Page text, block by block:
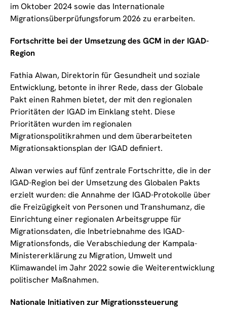
im Oktober 2024 sowie das Internationale
Migrationsüberprüfungsforum 2026 zu erarbeiten.
Fortschritte bei der Umsetzung des GCM in der IGAD-
Region
Fathia Alwan, Direktorin für Gesundheit und soziale
Entwicklung, betonte in ihrer Rede, dass der Globale
Pakt einen Rahmen bietet, der mit den regionalen
Prioritäten der IGAD im Einklang steht. Diese
Prioritäten wurden im regionalen
Migrationspolitikrahmen und dem überarbeiteten
Migrationsaktionsplan der IGAD definiert.
Alwan verwies auf fünf zentrale Fortschritte, die in der
IGAD-Region bei der Umsetzung des Globalen Pakts
erzielt wurden: die Annahme der IGAD-Protokolle über
die Freizügigkeit von Personen und Transhumanz, die
Einrichtung einer regionalen Arbeitsgruppe für
Migrationsdaten, die Inbetriebnahme des IGAD-
Migrationsfonds, die Verabschiedung der Kampala-
Ministererklärung zu Migration, Umwelt und
Klimawandel im Jahr 2022 sowie die Weiterentwicklung
politischer Maßnahmen.
Nationale Initiativen zur Migrationssteuerung